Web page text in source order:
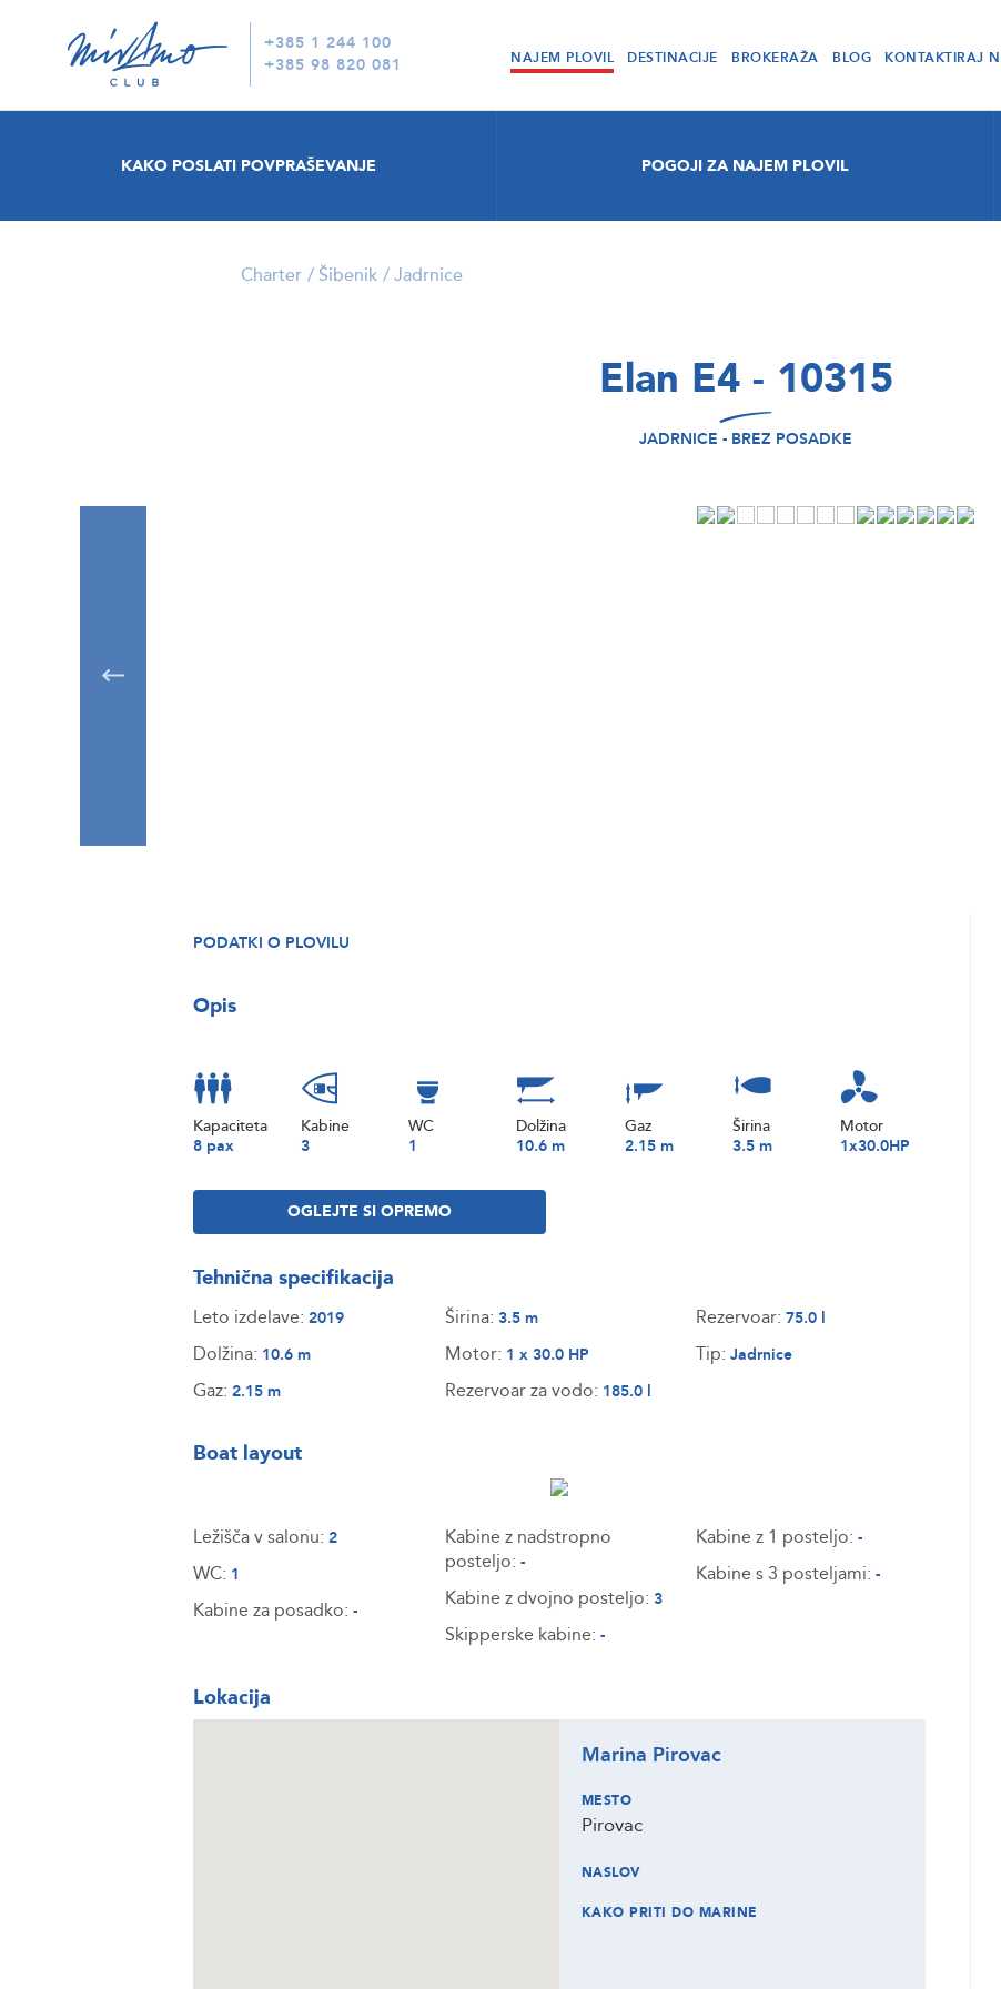
+385 1 244 100
+385 98 820 081
NAJEM PLOVIL DESTINACIJE BROKERAŽA BLOG KONTAKTIRAJ
KAKO POSLATI POVPRAŠEVANJE POGOJI ZA NAJEM PLOVIL
Charter Šibenik Jadrnice
Elan E4 - 10315
JADRNICE - BREZ POSADKE
PODATKI O PLOVILU
Opis
Kapaciteta
8 pax
Kabine
3
WC
1
Dolžina
10.6 m
Gaz
2.15 m
Širina
3.5 m
Motor
1x30.0HP
OGLEJTE SI OPREMO
Tehnična specifikacija
Leto izdelave: 2019
Dolžina: 10.6 m
Gaz: 2.15 m
Širina: 3.5 m
Motor: 1 x 30.0 HP
Rezervoar za vodo: 185.0 l
Rezervoar:75.0 l
Tip:Jadrnice
Boat layout
Ležišča v salonu: 2
WC: 1
Kabine za posadko: -
Kabine z nadstropno
posteljo: -
Kabine z dvojno posteljo: 3
Skipperske kabine: -
Kabine z 1 posteljo:-
Kabine s 3 posteljami:-
Lokacija
Marina Pirovac
MESTO
Pirovac
NASLOV
KAKO PRITI DO MARINE